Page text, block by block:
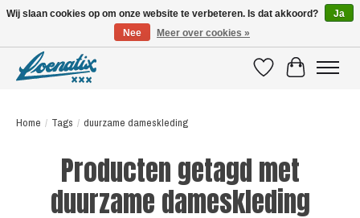
VerlanglijstWinkelwagen
Home / Tags / duurzame dameskleding
Producten getagd met
duurzame dameskleding
Wij slaan cookies op om onze website te verbeteren. Is dat akkoord?
Ja
Nee
Meer over cookies »